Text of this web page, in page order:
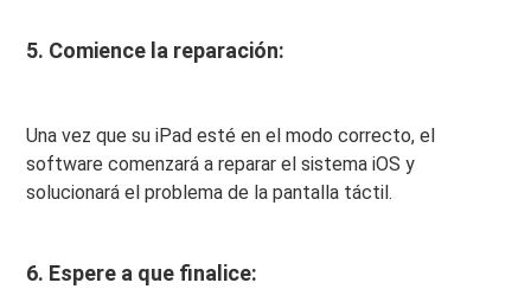
5. Comience la reparación:
Una vez que su iPad esté en el modo correcto, el
software comenzará a reparar el sistema iOS y
solucionará el problema de la pantalla táctil.
6. Espere a que finalice: